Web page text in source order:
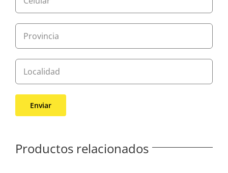
Productos relacionados